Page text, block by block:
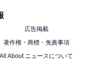
広告掲載
著作権・商標・免責事項
All About ニュースについて